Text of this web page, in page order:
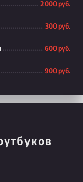
2 000 руб.
300 руб.
600 руб.
900 руб.